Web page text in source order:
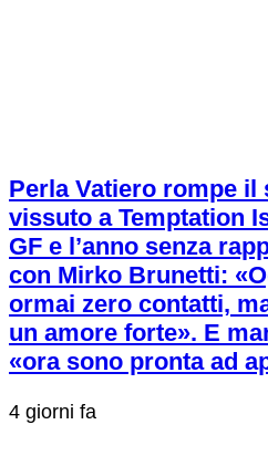
Perla Vatiero rompe il
vissuto a Temptation
GF e l’anno senza
con Mirko Brunetti:
ormai zero contatti,
un amore forte». E
«ora sono pronta ad
4 giorni fa